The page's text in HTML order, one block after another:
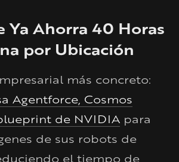
Ya Ahorra 40 Horas
por Ubicación
más concreto:
Agentforce, Cosmos
de NVIDIA para
de sus robots de
el tiempo de